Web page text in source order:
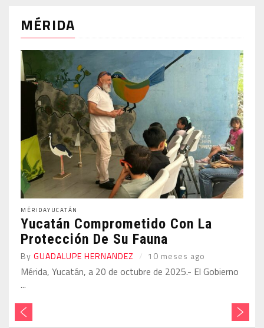
MÉRIDA
MÉRIDAYUCATÁN
Yucatán Comprometido Con La
Protección De Su Fauna
By GUADALUPE HERNANDEZ 10 meses ago
Mérida, Yucatán, a 20 de octubre de 2025.- El Gobierno
...